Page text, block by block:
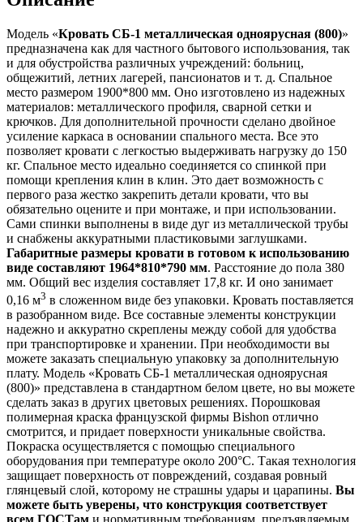
Модель «Кровать СБ-1 металлическая одноярусная (800)»
предназначена как для частного бытового использования, так
и для обустройства различных учреждений: больниц,
общежитий, летних лагерей, пансионатов и т. д. Спальное
место размером 1900*800 мм. Оно изготовлено из надежных
материалов: металлического профиля, сварной сетки и
крючков. Для дополнительной прочности сделано двойное
усиление каркаса в основании спального места. Все это
позволяет кровати с легкостью выдерживать нагрузку до 150
кг. Спальное место идеально соединяется со спинкой при
помощи крепления клин в клин. Это дает возможность с
первого раза жестко закрепить детали кровати, что вы
обязательно оцените и при монтаже, и при использовании.
Сами спинки выполнены в виде дуг из металлической трубы
и снабжены аккуратными пластиковыми заглушками.
Габаритные размеры кровати в готовом к использованию
виде составляют 1964*810*790 мм. Расстояние до пола 380
мм. Общий вес изделия составляет 17,8 кг. И оно занимает
0,16 м3 в сложенном виде без упаковки. Кровать поставляется
в разобранном виде. Все составные элементы конструкции
надежно и аккуратно скреплены между собой для удобства
при транспортировке и хранении. При необходимости вы
можете заказать специальную упаковку за дополнительную
плату. Модель «Кровать СБ-1 металлическая одноярусная
(800)» представлена в стандартном белом цвете, но вы можете
сделать заказ в других цветовых решениях. Порошковая
полимерная краска французской фирмы Bishon отлично
смотрится, и придает поверхности уникальные свойства.
Покраска осуществляется с помощью специального
оборудования при температуре около 200°C. Такая технология
защищает поверхность от повреждений, создавая ровный
глянцевый слой, которому не страшны удары и царапины. Вы
можете быть уверены, что конструкция соответствует
всем ГОСТам и нормативным требованиям, предъявляемым